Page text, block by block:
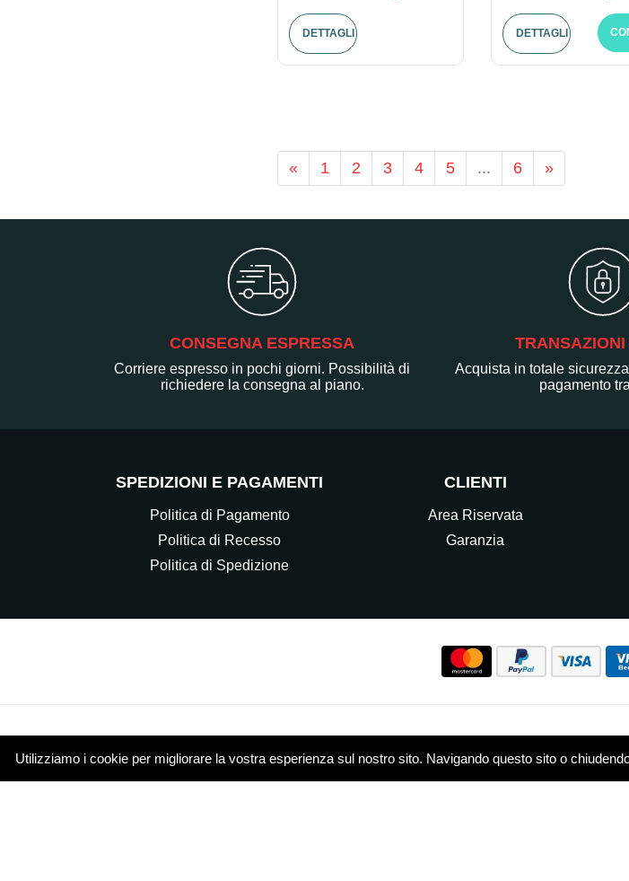
Utilizziamo i cookie per migliorare la vostra esperienza sul nostro sito. Navigando questo sito o
DETTAGLI DETTAGLI
« 1 2 3 4 5 ... 6 »
CONSEGNA ESPRESSA
Corriere espresso in pochi giorni. Possibilità di
richiedere la consegna al piano.
Acquista in totale
pagamento
SPEDIZIONI E PAGAMENTI
Politica di Pagamento
Politica di Recesso
Politica di Spedizione
CLIENTI
Area Riservata
Garanzia